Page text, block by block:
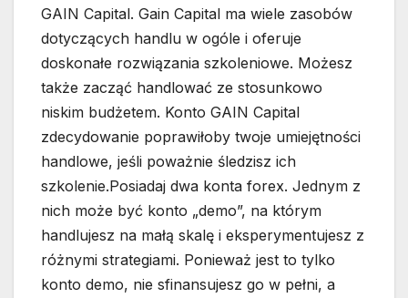
GAIN Capital. Gain Capital ma wiele zasobów
dotyczących handlu w ogóle i oferuje
doskonałe rozwiązania szkoleniowe. Możesz
także zacząć handlować ze stosunkowo
niskim budżetem. Konto GAIN Capital
zdecydowanie poprawiłoby twoje umiejętności
handlowe, jeśli poważnie śledzisz ich
szkolenie.Posiadaj dwa konta forex. Jednym z
nich może być konto „demo”, na którym
handlujesz na małą skalę i eksperymentujesz z
różnymi strategiami. Ponieważ jest to tylko
konto demo, nie sfinansujesz go w pełni, a